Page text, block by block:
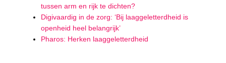
tussen arm en rijk te dichten?
Digivaardig in de zorg: ‘Bij laaggeletterdheid is
openheid heel belangrijk’
Pharos: Herken laaggeletterdheid